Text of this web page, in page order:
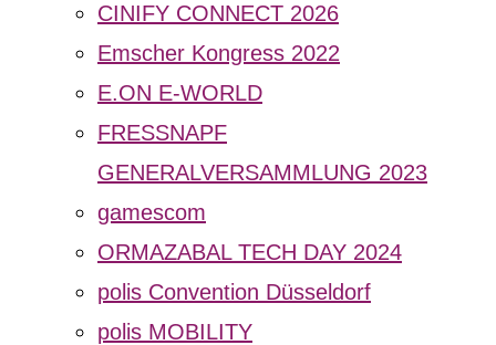
CINIFY CONNECT 2026
Emscher Kongress 2022
E.ON E-WORLD
FRESSNAPF
GENERALVERSAMMLUNG 2023
gamescom
ORMAZABAL TECH DAY 2024
polis Convention Düsseldorf
polis MOBILITY